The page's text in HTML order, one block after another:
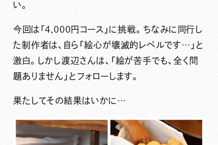
い。
今回は「4,000円コース」に挑戦。ちなみに同行し
た制作者は、自ら「絵心が壊滅的レベルです…」と
激白。しかし渡辺さんは、「絵が苦手でも、全く問
題ありません」とフォローします。
果たしてその結果はいかに…